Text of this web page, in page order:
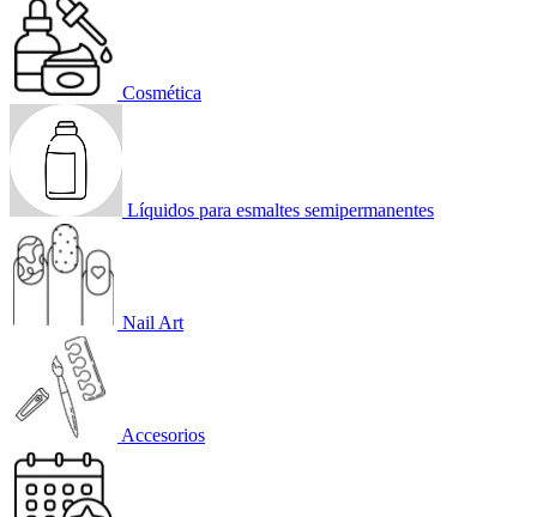
Cosmética
Líquidos para esmaltes semipermanentes
Nail Art
Accesorios